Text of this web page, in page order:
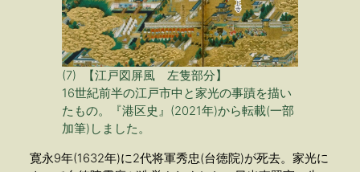
(7) 【江戸図屏風 左隻部分】
16世紀前半の江戸市中と家光の事蹟を描い
たもの。『港区史』(2021年)から転載(一部
加筆)しました。
寛永9年(1632年)に2代将軍秀忠(台徳院)が死去。家光に